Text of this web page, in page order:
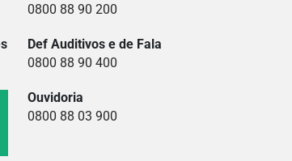
0800 88 90 200
Def Auditivos e de Fala
0800 88 90 400
Ouvidoria
0800 88 03 900